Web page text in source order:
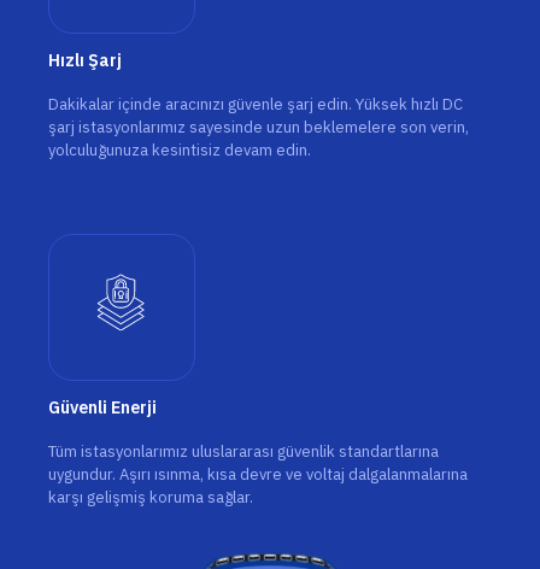
Hızlı Şarj
Dakikalar içinde aracınızı güvenle şarj edin. Yüksek hızlı DC
şarj istasyonlarımız sayesinde uzun beklemelere son verin,
yolculuğunuza kesintisiz devam edin.
Güvenli Enerji
Tüm istasyonlarımız uluslararası güvenlik standartlarına
uygundur. Aşırı ısınma, kısa devre ve voltaj dalgalanmalarına
karşı gelişmiş koruma sağlar.